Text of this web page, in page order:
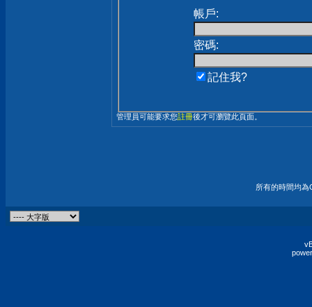
帳戶:
密碼:
記住我?
管理員可能要求您註冊後才可瀏覽此頁面。
所有的時間均為